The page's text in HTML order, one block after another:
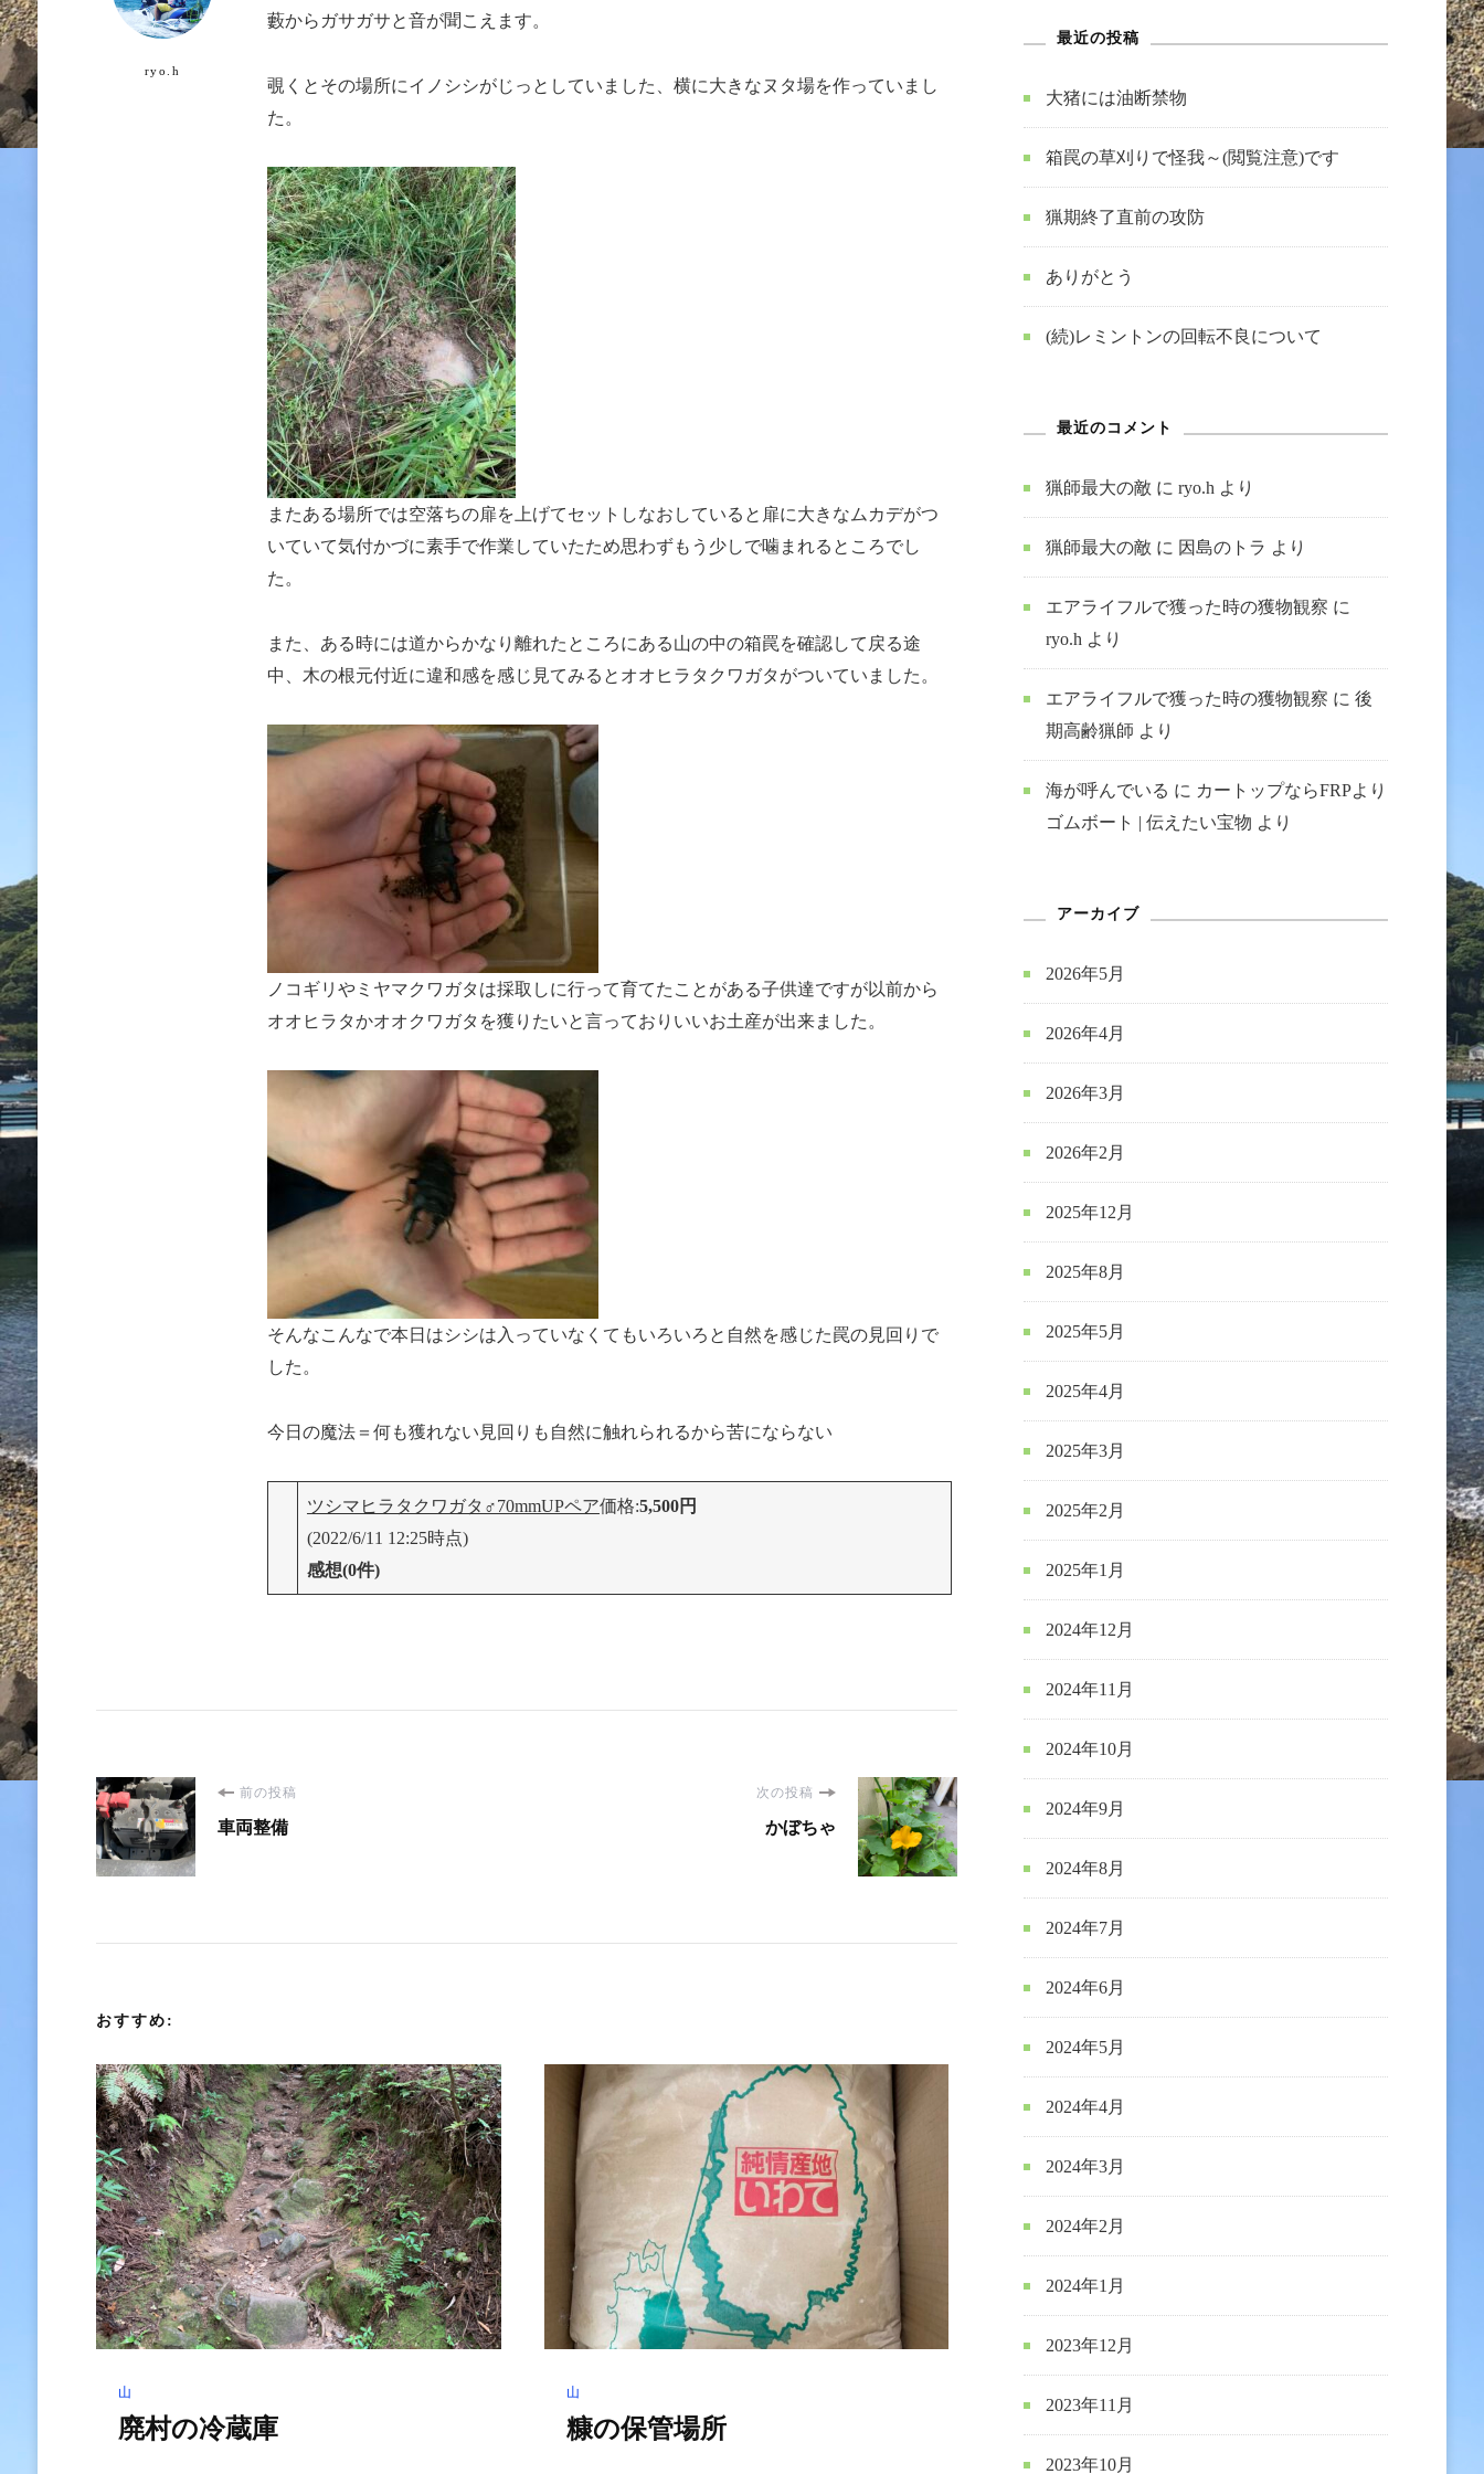
ryo.h
藪からガサガサと音が聞こえます。
覗くとその場所にイノシシがじっとしていました、横に大きなヌタ場を作っていまし
た。
またある場所では空落ちの扉を上げてセットしなおしていると扉に大きなムカデがつ
いていて気付かづに素手で作業していたため思わずもう少しで噛まれるところでし
た。
また、ある時には道からかなり離れたところにある山の中の箱罠を確認して戻る途
中、木の根元付近に違和感を感じ見てみるとオオヒラタクワガタがついていました。
ノコギリやミヤマクワガタは採取しに行って育てたことがある子供達ですが以前から
オオヒラタかオオクワガタを獲りたいと言っておりいいお土産が出来ました。
そんなこんなで本日はシシは入っていなくてもいろいろと自然を感じた罠の見回りで
した。
今日の魔法＝何も獲れない見回りも自然に触れられるから苦にならない
ツシマヒラタクワガタ♂70mmUPペア価格:5,500円
(2022/6/11 12:25時点)
感想(0件)
投
稿
ゲ
ー
シ
ョ
ン
前の投稿
車両整備
次の投稿
かぼちゃ
おすすめ:
山
廃村の冷蔵庫
山
糠の保管場所
最近の投稿
大猪には油断禁物
箱罠の草刈りで怪我～(閲覧注意)です
猟期終了直前の攻防
ありがとう
(続)レミントンの回転不良について
最近のコメント
猟師最大の敵 に ryo.h より
猟師最大の敵 に 因島のトラ より
エアライフルで獲った時の獲物観察 に
ryo.h より
エアライフルで獲った時の獲物観察 に 後
期高齢猟師 より
海が呼んでいる に カートップならFRPより
ゴムボート | 伝えたい宝物 より
アーカイブ
2026年5月
2026年4月
2026年3月
2026年2月
2025年12月
2025年8月
2025年5月
2025年4月
2025年3月
2025年2月
2025年1月
2024年12月
2024年11月
2024年10月
2024年9月
2024年8月
2024年7月
2024年6月
2024年5月
2024年4月
2024年3月
2024年2月
2024年1月
2023年12月
2023年11月
2023年10月